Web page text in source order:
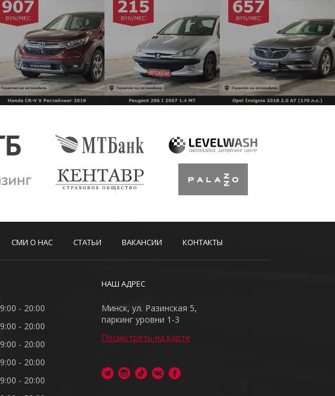
СМИ О НАС СТАТЬИ ВАКАНСИИ КОНТАКТЫ
9:00 - 20:00
9:00 - 20:00
9:00 - 20:00
9:00 - 20:00
9:00 - 20:00
НАШ АДРЕС
Минск, ул. Разинская 5,
паркинг уровни 1-3
Посмотреть на карте